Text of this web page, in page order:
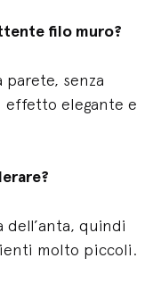
filo muro?
senza
elegante e
dell’anta, quindi
molto piccoli.